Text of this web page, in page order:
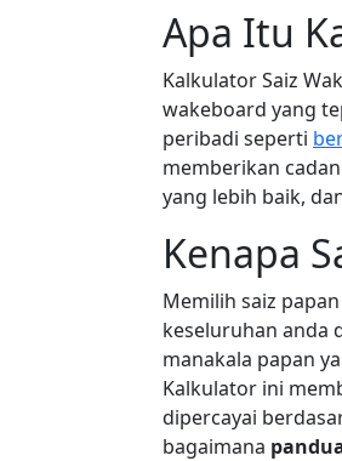
Apa Itu
Kalkulator Saiz
wakeboard yang
peribadi seperti
memberikan
yang lebih baik,
Kenapa
Memilih saiz
keseluruhan anda
manakala papan
Kalkulator ini
dipercayai
bagaimana